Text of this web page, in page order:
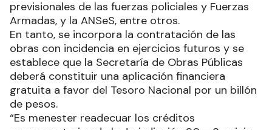
previsionales de las fuerzas policiales y Fuerzas
Armadas, y la ANSeS, entre otros.
En tanto, se incorpora la contratación de las
obras con incidencia en ejercicios futuros y se
establece que la Secretaría de Obras Públicas
deberá constituir una aplicación financiera
gratuita a favor del Tesoro Nacional por un billón
de pesos.
“Es menester readecuar los créditos